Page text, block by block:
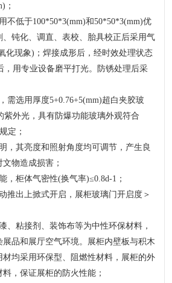
；
不低于100*50*3(mm)和50*50*3(mm)优
、钝化、调直、表校、胎具校正后采用气
化现象)；焊接成形后，经时效处理状态
，用专业设备磨平打光。防锈处理后采
需选用厚度5+0.76+5(mm)超白夹胶玻
紫外光，具有防爆功能玻璃外观符合
定；
，其亮度和照射角度均可调节，产生良
物造成损害；
，柜体气密性(换气率)≤0.8d-1；
推出上掀式开启，展柜玻璃门开启度＞
、粘接剂、装饰布等为中性环保材料，
品和展厅空气环境。展柜内壁板与积木
材均采用环保型、阻燃性材料，展柜的外
，保证展柜的防火性能；